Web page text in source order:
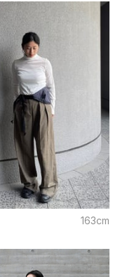
163cm